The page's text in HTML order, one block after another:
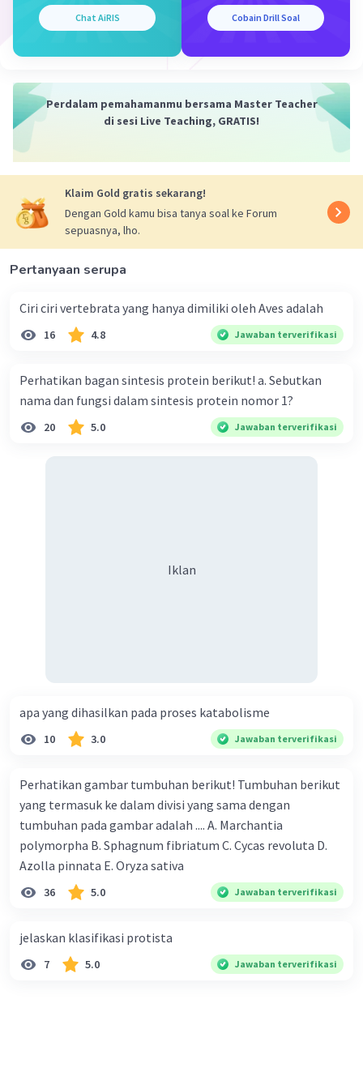
berikut:
Genotipe Rambut:
Ibu (Bb) dapat memberikan alelBataub.
Maka, kombinasi yang mungkin untuk
rambut adalah Bb(rambut lurus) atau
Genotipe Tinggi Badan:
Ibu (Tt) dapat memberikan alelTatau
Ayah (tt) hanya dapat memberikan alel
Maka, kombinasi yang mungkin untuk
tinggi badan adalah
Langkah 2: Menghitung Kemungkinan Genotipe
dan Fenotipe Anak
BbTt: rambut lurus, badan tinggi
: rambut lurus, badan pendek
bbTt
: rambut keriting, badan tinggi
Rambut lurus, badan tinggi (BbTt)
Kesimpulan
25%anak akan memiliki rambut lurus dan
badan pendek.
25%anak akan memiliki rambut keriting
dan badan tinggi.
25% anak akan memiliki rambut keriting
dan badan pendek.
persentase 25%.
Chat AiRIS Cobain Drill Soal
Perdalam pemahamanmu bersama Master Teacher
di sesi Live Teaching, GRATIS!
Klaim Gold gratis sekarang!
Dengan Gold kamu bisa tanya soal ke Forum
sepuasnya, lho.
Pertanyaan serupa
Ciri ciri vertebrata yang hanya dimiliki oleh Aves adalah
16 4.8 Jawaban terverifikasi
Perhatikan bagan sintesis protein berikut! a. Sebutkan
nama dan fungsi dalam sintesis protein nomor 1?
20 5.0 Jawaban terverifikasi
Iklan
apa yang dihasilkan pada proses katabolisme
10 3.0 Jawaban terverifikasi
Perhatikan gambar tumbuhan berikut! Tumbuhan berikut
yang termasuk ke dalam divisi yang sama dengan
tumbuhan pada gambar adalah .... A. Marchantia
polymorpha B. Sphagnum fibriatum C. Cycas revoluta D.
Azolla pinnata E. Oryza sativa
36 5.0 Jawaban terverifikasi
jelaskan klasifikasi protista
7 5.0 Jawaban terverifikasi